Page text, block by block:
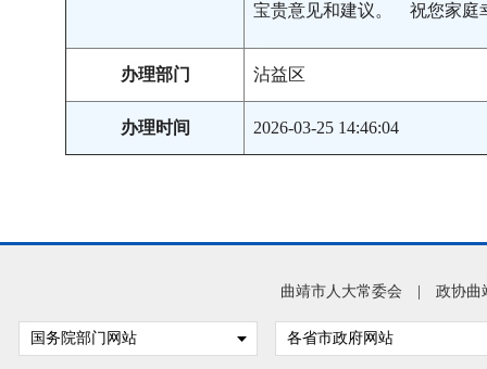
宝贵意见和建议。 祝您家庭
办理部门 沾益区
办理时间 2026-03-25 14:46:04
曲靖市人大常委会 政协曲
国务院部门网站 各省市政府网站